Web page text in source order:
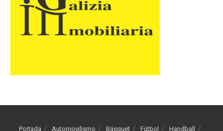
Portada Automovilismo Básquet Fútbol Handball